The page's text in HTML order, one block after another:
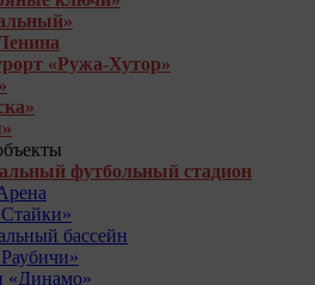
«Ружа-Хутор»
футбольный стадион
бассейн
«Динамо»